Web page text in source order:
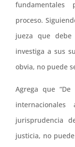
proceso.
jueza que
investiga a sus
obvia, no puede
Agrega que
jurisprudencia
justicia, no